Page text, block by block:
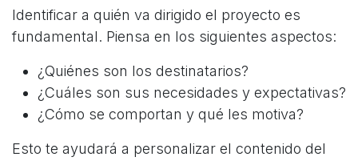
Identificar a quién va dirigido el proyecto es
fundamental. Piensa en los siguientes aspectos:
¿Quiénes son los destinatarios?
¿Cuáles son sus necesidades y expectativas?
¿Cómo se comportan y qué les motiva?
Esto te ayudará a personalizar el contenido del